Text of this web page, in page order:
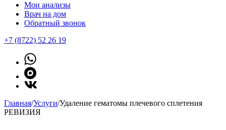
Мои анализы
Врач на дом
Обратный звонок
+7 (8722) 52 26 19
Главная/Услуги/Удаление гематомы плечевого сплетения
РЕВИЗИЯ